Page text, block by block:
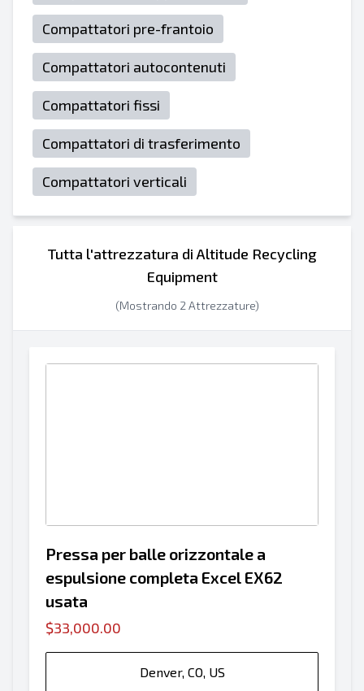
Compattatori pre-frantoio
Compattatori autocontenuti
Compattatori fissi
Compattatori di trasferimento
Compattatori verticali
Tutta l'attrezzatura di Altitude Recycling
Equipment
(Mostrando 2 Attrezzature)
Pressa per balle orizzontale a
espulsione completa Excel EX62
usata
$33,000.00
Denver, CO, US